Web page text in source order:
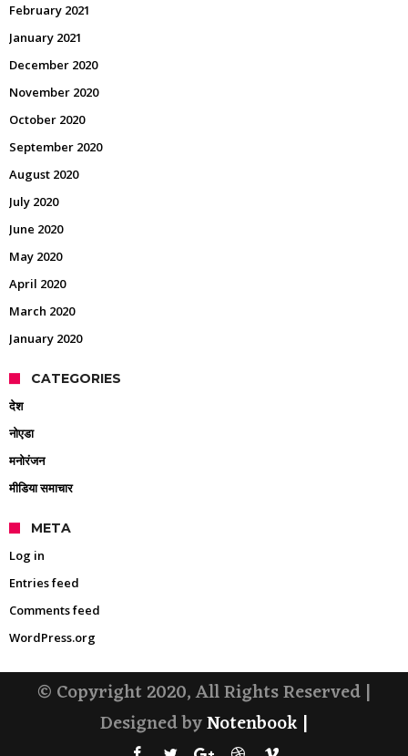
February 2021
January 2021
December 2020
November 2020
October 2020
September 2020
August 2020
July 2020
June 2020
May 2020
April 2020
March 2020
January 2020
CATEGORIES
देश
नोएडा
मनोरंजन
मीडिया समाचार
META
Log in
Entries feed
Comments feed
WordPress.org
© Copyright 2020, All Rights Reserved |
Designed byNotenbook |